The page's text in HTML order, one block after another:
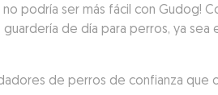
podría ser más fácil con Gudog!
de día para perros, ya sea
de perros de confianza